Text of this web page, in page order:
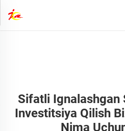
Sifatli Ignalashgan
Investitsiya Qilish
Nima